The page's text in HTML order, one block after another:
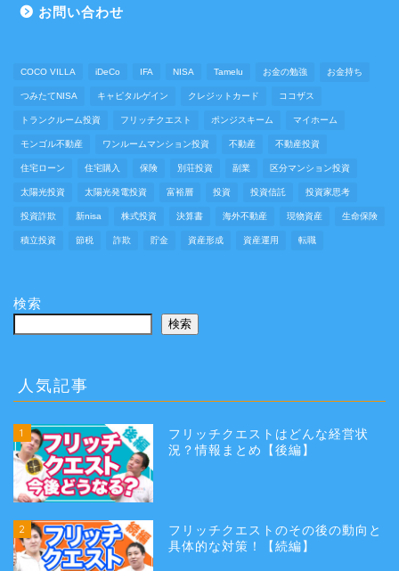
お問い合わせ
COCO VILLA iDeCo IFA NISA Tamelu お金の勉強 お金持ち
つみたてNISA キャピタルゲイン クレジットカード ココザス
トランクルーム投資 フリッチクエスト ポンジスキーム マイホーム
モンゴル不動産 ワンルームマンション投資 不動産 不動産投資
住宅ローン 住宅購入 保険 別荘投資 副業 区分マンション投資
太陽光投資 太陽光発電投資 富裕層 投資 投資信託 投資家思考
投資詐欺 新nisa 株式投資 決算書 海外不動産 現物資産 生命保険
積立投資 節税 詐欺 貯金 資産形成 資産運用 転職
検索
検索
人気記事
1
フリッチクエストはどんな経営状
況？情報まとめ【後編】
2
フリッチクエストのその後の動向と
具体的な対策！【続編】